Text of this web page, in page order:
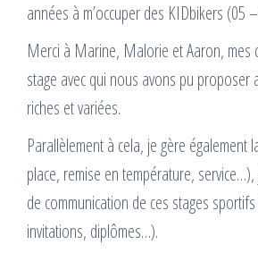
années à m’occuper des KIDbikers (05
Merci à Marine, Malorie et Aaron, mes
stage avec qui nous avons pu proposer
riches et variées.
Parallèlement à cela, je gère également
place, remise en température,
de communication de ces stages
invitations, diplômes…).